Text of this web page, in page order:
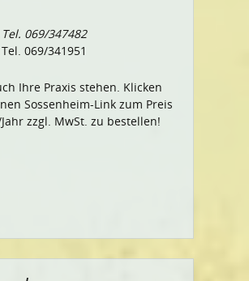
Tel. 069/347482
, Tel. 069/341951
Ihre Praxis stehen. Klicken
Sossenheim-Link zum Preis
Jahr zzgl. MwSt. zu bestellen!